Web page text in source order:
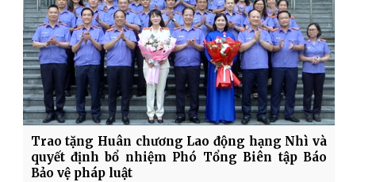
Trao tặng Huân chương Lao động hạng Nhì và
quyết định bổ nhiệm Phó Tổng Biên tập Báo
Bảo vệ pháp luật